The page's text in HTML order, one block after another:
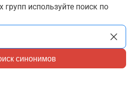
используйте поиск по
синонимов